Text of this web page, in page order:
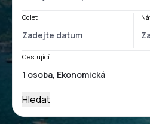
Odlet
Cestující
Hledat